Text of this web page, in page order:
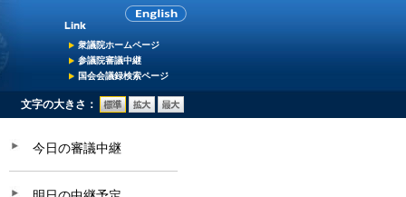
衆議院ホームページ
参議院審議中継
国会会議録検索ページ
文字の大きさ：
今日の審議中継